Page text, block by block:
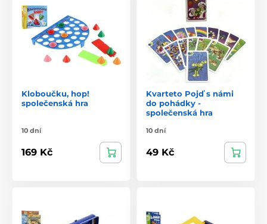
Kloboučku, hop!
společenská hra
10 dní
169 Kč
Kvarteto Pojď s námi
do pohádky -
společenská hra
10 dní
49 Kč